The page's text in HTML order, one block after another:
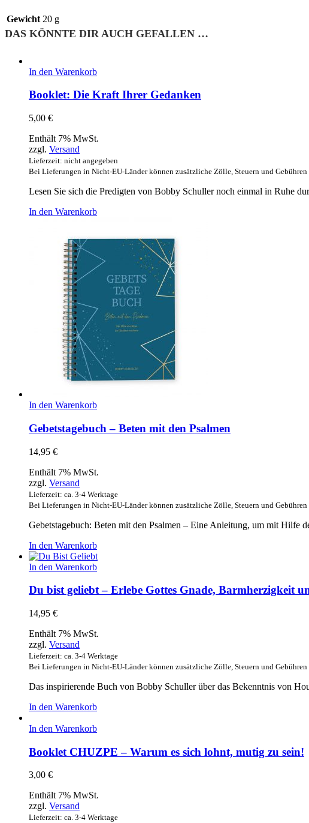
Gewicht 20 g
DAS KÖNNTE DIR AUCH GEFALLEN …
In den Warenkorb
Booklet: Die Kraft Ihrer Gedanken
5,00 €
Enthält 7% MwSt.
zzgl. Versand
Lieferzeit: nicht angegeben
Bei Lieferungen in Nicht-EU-Länder können zusätzliche Zölle, Steuern und
Lesen Sie sich die Predigten von Bobby Schuller noch einmal in Ruhe
In den Warenkorb
In den Warenkorb
Gebetstagebuch – Beten mit den Psalmen
14,95 €
Enthält 7% MwSt.
zzgl. Versand
Lieferzeit: ca. 3-4 Werktage
Bei Lieferungen in Nicht-EU-Länder können zusätzliche Zölle, Steuern und Gebühren
Gebetstagebuch: Beten mit den Psalmen – Eine Anleitung, um mit Hilfe
In den Warenkorb
In den Warenkorb
Du bist geliebt – Erlebe Gottes Gnade, Barmherzigkeit
14,95 €
Enthält 7% MwSt.
zzgl. Versand
Lieferzeit: ca. 3-4 Werktage
Bei Lieferungen in Nicht-EU-Länder können zusätzliche Zölle, Steuern und
Das inspirierende Buch von Bobby Schuller über das Bekenntnis von
In den Warenkorb
In den Warenkorb
Booklet CHUZPE – Warum es sich lohnt, mutig zu sein!
3,00 €
Enthält 7% MwSt.
zzgl. Versand
Lieferzeit: ca. 3-4 Werktage